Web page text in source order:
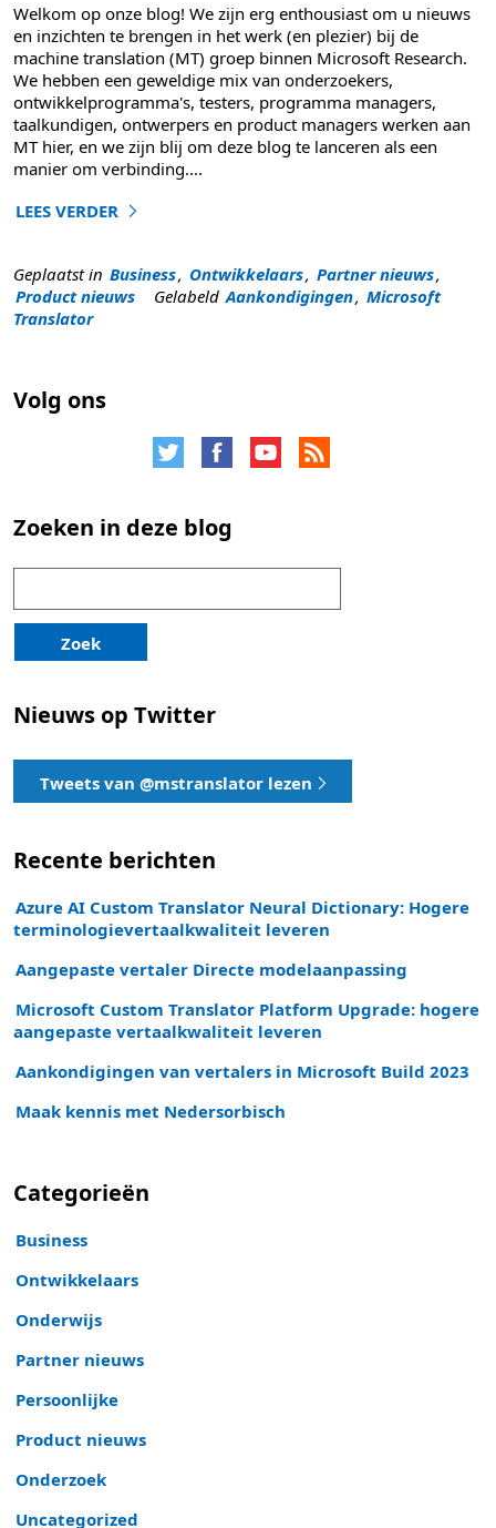
Welkom op onze blog! We zijn erg enthousiast om u nieuws
en inzichten te brengen in het werk (en plezier) bij de
machine translation (MT) groep binnen Microsoft Research.
We hebben een geweldige mix van onderzoekers,
ontwikkelprogramma's, testers, programma managers,
taalkundigen, ontwerpers en product managers werken aan
MT hier, en we zijn blij om deze blog te lanceren als een
manier om verbinding....
LEES VERDER
"Welkom op de machine translation team blog!"
Geplaatst in Business, Ontwikkelaars, Partner nieuws,
Product nieuws
Gelabeld Aankondigingen, Microsoft
Translator
Volg ons
Zoeken in deze blog
Zoek
Nieuws op Twitter
Tweets van @mstranslator lezen
Recente berichten
Azure AI Custom Translator Neural Dictionary: Hogere
terminologievertaalkwaliteit leveren
Aangepaste vertaler Directe modelaanpassing
Microsoft Custom Translator Platform Upgrade: hogere
aangepaste vertaalkwaliteit leveren
Aankondigingen van vertalers in Microsoft Build 2023
Maak kennis met Nedersorbisch
Categorieën
Business
Ontwikkelaars
Onderwijs
Partner nieuws
Persoonlijke
Product nieuws
Onderzoek
Uncategorized